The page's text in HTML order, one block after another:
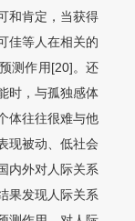
和肯定，当获得
佳等人在相关的
测作用[20]。还
时，与孤独感体
体往往很难与他
现被动、低社会
内外对人际关系
果发现人际关系